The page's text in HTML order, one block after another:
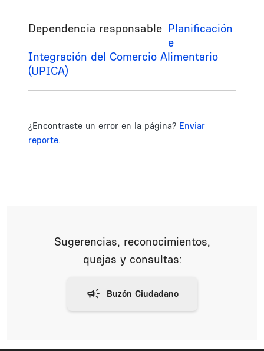
Dependencia responsable Planificación
e
Integración del Comercio Alimentario
(UPICA)
¿Encontraste un error en la página? Enviar
reporte.
Sugerencias, reconocimientos,
quejas y consultas: